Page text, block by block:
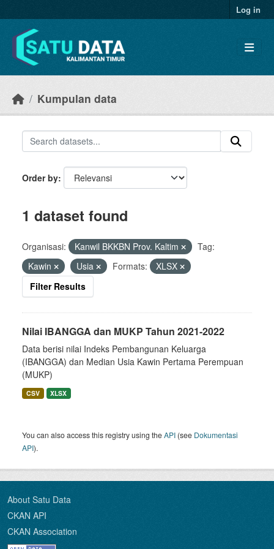
Log in
Kumpulan data
Order by
1 dataset found
Organisasi: Kanwil BKKBN Prov. Kaltim
Tag:
Kawin
Usia Formats:
XLSX
Filter Results
Nilai IBANGGA dan MUKP Tahun 2021-2022
Data berisi nilai Indeks Pembangunan Keluarga
(IBANGGA) dan Median Usia Kawin Pertama Perempuan
(MUKP)
CSV XLSX
You can also access this registry using theAPI (see Dokumentasi
API).
About Satu Data
CKAN API
CKAN Association